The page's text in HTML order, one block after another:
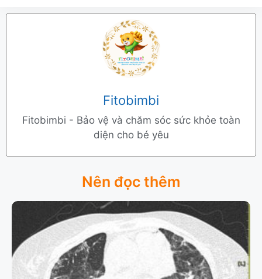
Fitobimbi
Fitobimbi - Bảo vệ và chăm sóc sức khỏe toàn
diện cho bé yêu
Nên đọc thêm